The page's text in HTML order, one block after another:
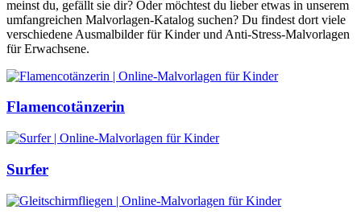
meinst du, gefällt sie dir? Oder möchtest du lieber etwas in unserem
umfangreichen Malvorlagen-Katalog suchen? Du findest dort viele
verschiedene Ausmalbilder für Kinder und Anti-Stress-Malvorlagen
für Erwachsene.
Flamencotänzerin
Surfer